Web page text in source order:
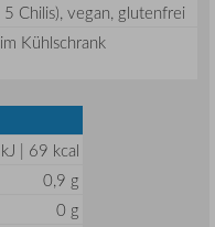
Chilis), vegan, glutenfrei
Kühlschrank
| 69 kcal
0,9 g
0 g